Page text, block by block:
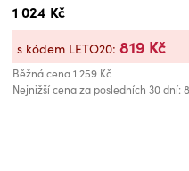
1 024 Kč
Běžná cena1 259 Kč
Nejnižší cena za posledních 30 dní:
s kódem LETO20: 819 Kč